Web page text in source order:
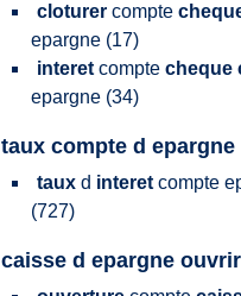
cloturer compte
epargne (17)
interet compte cheque
epargne (34)
taux compte d epargne
taux d interet compte
(727)
caisse d epargne